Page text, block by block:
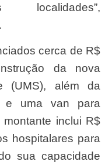
localidades”,
da nova
(UMS), além da
e uma van para
inclui R$
hospitalares para
sua capacidade